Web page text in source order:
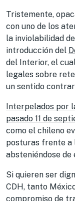
Tristemente,
con uno de los
la inviolabilidad
introducción del
del Interior, el
legales sobre
un sentido
Interpelados por
pasado 11 de
como el chileno
posturas frente a
absteniéndose
Si quieren ser
CDH, tanto
compromiso de